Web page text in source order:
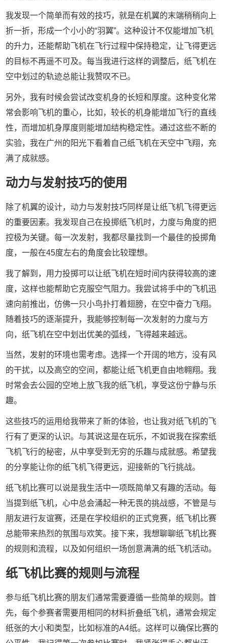
我发现一个简单而有效的技巧，就是在机翼的末端稍稍向上
折一折，形成一个小小的“羽翼”。这种设计不仅能增加飞机
的升力，还能帮助飞机在飞行过程中保持稳定，让飞得更远
的目标不再遥不可及。每当我进行这样的调整后，纸飞机在
空中划过的轨迹总能让我赞叹不已。
另外，我有时候会尝试改变机身的长短和厚度。这种变化常
常会影响飞机的重心，比如，较长的机身能增加飞行的直线
性，而增加机身厚度则能增加结构稳定性。通过这些不断的
实验，我在广州的阳光下看着自己纸飞机在天空中飞翔，充
满了成就感。
动力与发射技巧的使用
除了机翼的设计，动力与发射技巧同样是让纸飞机飞得更远
的重要因素。我发现自己在投掷纸飞机时，力度与角度的把
控极为关键。每一次发射，我都尽量找到一个最佳的投掷角
度，一般在45度左右的角度会比较理想。
我了解到，用力投掷可以让纸飞机在短时间内获得较高的速
度，这样也能帮助它克服空气阻力。我尝试将手中的飞机迅
速向前推出，仿佛一只小鸟扑打着翅膀，在空中奋力飞翔。
随着技巧的逐渐提升，我能够控制每一次发射的力度与方
向，纸飞机在空中划出优美的弧线，飞得越来越远。
当然，发射的环境也需考虑。选择一个开阔的地方，没有风
的干扰，以及高空的空间，都能让纸飞机更自由地翱翔。我
时常会去公园的空地上放飞我的纸飞机，享受这份宁静与乐
趣。
这些技巧的运用给我带来了新的体验，也让我对纸飞机的飞
行有了更深的认识。与其说这是在玩乐，不如说我在探索纸
飞机飞行的秘密，从中享受到无穷的乐趣与成就感。希望我
的分享能让你的纸飞机飞得更远，迎接新的飞行挑战。
纸飞机比赛可以说是我生活中一项既简单又有趣的活动。每
当提到纸飞机，心中总会涌起一种无畏的挑战感，不管是与
朋友进行友谊赛，还是在学校组织的正式竞赛，纸飞机比赛
总能带来热烈的氛围与欢笑。接下来，我想聊聊纸飞机比赛
的规则和流程，以及如何组织一场创意满满的纸飞机活动。
纸飞机比赛的规则与流程
参与纸飞机比赛的朋友们通常需要遵循一些简单的规则。首
先，每个参赛者需要用相同的材料折叠纸飞机，通常会规定
纸张的大小和类型，比如标准的A4纸。这样可以确保比赛的